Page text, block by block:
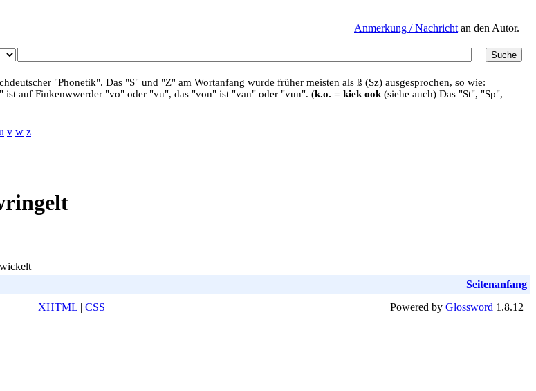
Anmerkung / Nachricht an den Autor.
"Phonetik". Das "S" und "Z" am Wortanfang wurde früher meisten als ß (Sz) ausgesprochen, so wie:
ist auf Finkenwwerder "vo" oder "vu", das "von" ist "van" oder "vun". (k.o. = kiek ook (siehe auch) Das "St", "Sp",
v w z
Seitenanfang
XHTML| CSS Powered by Glossword 1.8.12